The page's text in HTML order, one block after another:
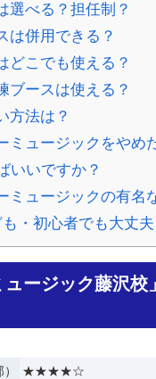
選べる？担任制？
は併用できる？
どこでも使える？
ブースは使える？
方法は？
ミュージックをやめ
いいですか？
ミュージックの有名
・初心者でも大丈夫
ュージック藤沢校
★★★★☆